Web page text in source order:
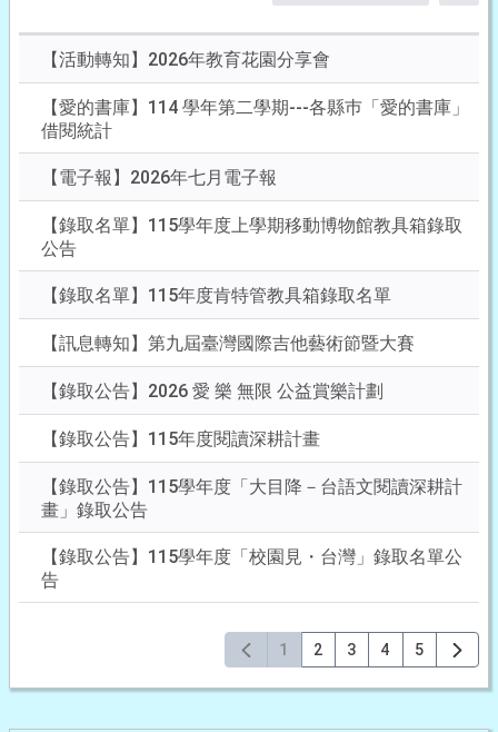
詢
RSS
【活動轉知】2026年教育花園分享會
【愛的書庫】114 學年第二學期---各縣巿「愛的書庫」
借閱統計
【電子報】2026年七月電子報
【錄取名單】115學年度上學期移動博物館教具箱錄取
公告
【錄取名單】115年度肯特管教具箱錄取名單
【訊息轉知】第九屆臺灣國際吉他藝術節暨大賽
【錄取公告】2026 愛 樂 無限 公益賞樂計劃
【錄取公告】115年度閱讀深耕計畫
【錄取公告】115學年度「大目降－台語文閱讀深耕計
畫」錄取公告
【錄取公告】115學年度「校園見・台灣」錄取名單公
告
1 2 3 4 5